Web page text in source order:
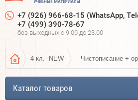
+7 (926) 966-68-15 (WhatsApp,
+7 (499) 390-78-67
без выходных c 9.00 до 23.00
4 кл.- NEW Чистописание +
Каталог товаров